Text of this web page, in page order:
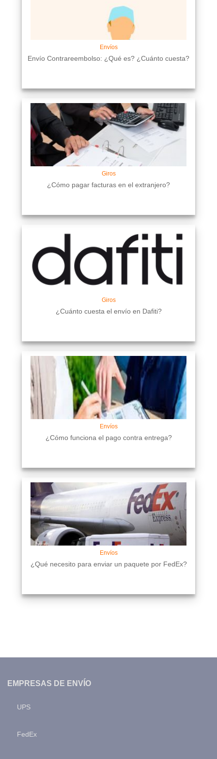
Envíos
Envío Contrareembolso: ¿Qué es? ¿Cuánto cuesta?
Giros
¿Cómo pagar facturas en el extranjero?
Giros
¿Cuánto cuesta el envío en Dafiti?
Envíos
¿Cómo funciona el pago contra entrega?
Envíos
¿Qué necesito para enviar un paquete por FedEx?
EMPRESAS DE ENVÍO
UPS
FedEx